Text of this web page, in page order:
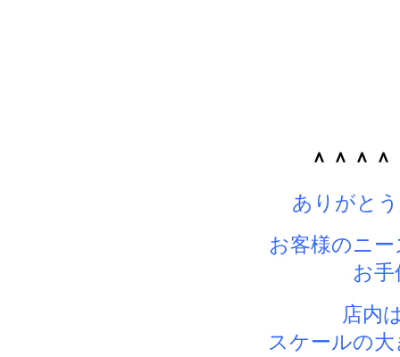
＾＾＾
ありがと
お客様のニ
お
店内
スケールの